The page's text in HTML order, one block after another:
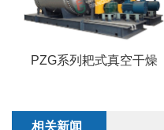
PZG系列耙式真空干燥
相关新闻